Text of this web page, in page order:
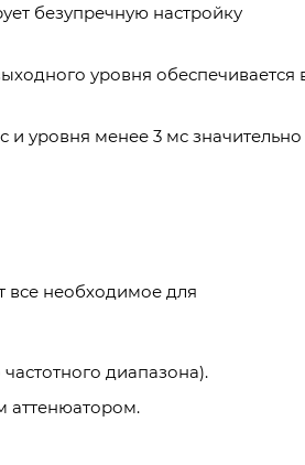
безупречную настройку
уровня обеспечивается
и уровня менее 3 мс значительно
все необходимое для
диапазона).
аттенюатором.